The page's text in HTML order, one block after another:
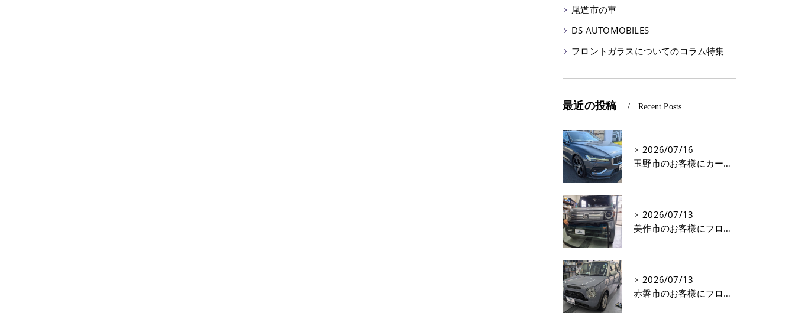
尾道市の車
DS AUTOMOBILES
フロントガラスについてのコラム特集
最近の投稿 Recent Posts
2026/07/16
玉野市のお客様にカーフィルム(遮熱フィルム) V60【nexus株式会社】
2026/07/13
美作市のお客様にフロントガラス交換 N-VAN【nexus株式会社】
2026/07/13
赤磐市のお客様にフロントガラス飛び石修理 ラパン【nexus株式会社】